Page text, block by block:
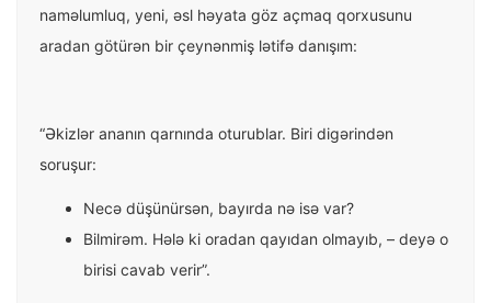
naməlumluq, yeni, əsl həyata göz açmaq qorxusunu
aradan götürən bir çeynənmiş lətifə danışım:
“Əkizlər ananın qarnında oturublar. Biri digərindən
soruşur:
Necə düşünürsən, bayırda nə isə var?
Bilmirəm. Hələ ki oradan qayıdan olmayıb, – deyə o
birisi cavab verir”.